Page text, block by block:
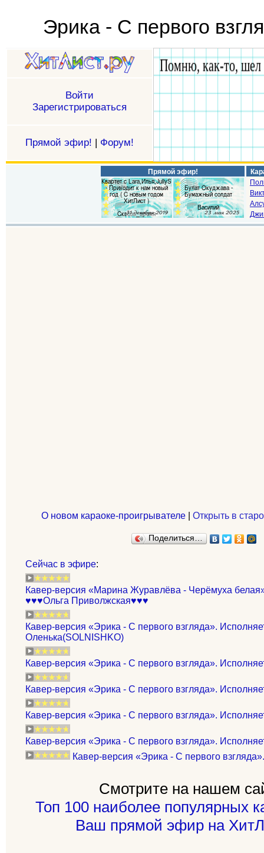
Эрика - С первого
Войти
Зарегистрироваться
Прямой эфир! | Форум!
Прямой эфир!
О новом караоке-проигрывателе| Открыть в
Поделиться…
Сейчас в эфире:
Кавер-версия «Марина Журавлёва - Черёмуха
♥♥♥Ольга Приволжская♥♥♥
Кавер-версия «Эрика - С первого взгляда».
Оленька(SOLNISHKO)
Кавер-версия «Эрика - С первого взгляда».
Кавер-версия «Эрика - С первого взгляда».
Кавер-версия «Эрика - С первого взгляда».
Кавер-версия «Эрика - С первого взгляда».
Кавер-версия «Эрика - С первого
Смотрите на нашем
Топ 100 наиболее популярных
Ваш прямой эфир на